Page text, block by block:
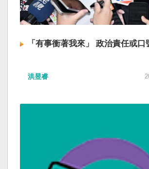
「有事衝著我來」 政治責任或口
洪昱睿